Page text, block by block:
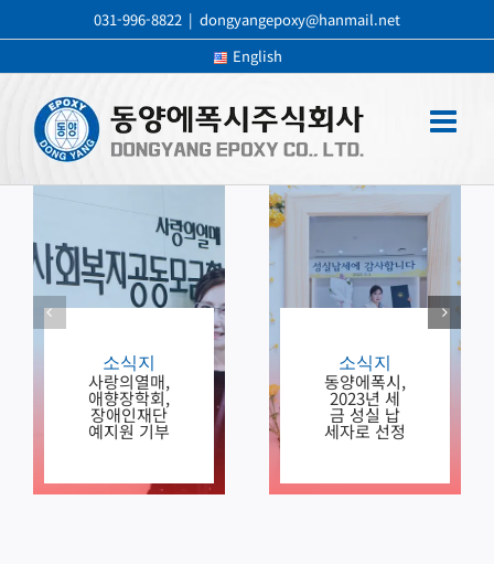
031-996-8822 | dongyangepoxy@hanmail.net
English
소식지
사랑의열매,
애향장학회,
장애인재단
예지원 기부
소식지
동양에폭시,
2023년 세
금 성실 납
세자로 선정